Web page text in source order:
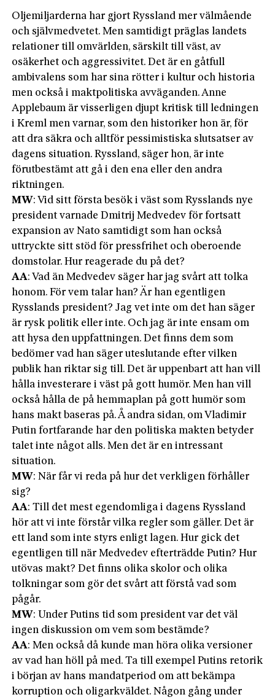
Oljemiljarderna har gjort Ryssland mer välmående
och självmedvetet. Men samtidigt präglas landets
relationer till omvärlden, särskilt till väst, av
osäkerhet och aggressivitet. Det är en gåtfull
ambivalens som har sina rötter i kultur och historia
men också i maktpolitiska avväganden. Anne
Applebaum är visserligen djupt kritisk till ledningen
i Kreml men varnar, som den historiker hon är, för
att dra säkra och alltför pessimistiska slutsatser av
dagens situation. Ryssland, säger hon, är inte
förutbestämt att gå i den ena eller den andra
riktningen.
MW: Vid sitt första besök i väst som Rysslands nye
president varnade Dmitrij Medvedev för fortsatt
expansion av Nato samtidigt som han också
uttryckte sitt stöd för pressfrihet och oberoende
domstolar. Hur reagerade du på det?
AA: Vad än Medvedev säger har jag svårt att tolka
honom. För vem talar han? Är han egentligen
Rysslands president? Jag vet inte om det han säger
är rysk politik eller inte. Och jag är inte ensam om
att hysa den uppfattningen. Det finns dem som
bedömer vad han säger uteslutande efter vilken
publik han riktar sig till. Det är uppenbart att han vill
hålla investerare i väst på gott humör. Men han vill
också hålla de på hemmaplan på gott humör som
hans makt baseras på. Å andra sidan, om Vladimir
Putin fortfarande har den politiska makten betyder
talet inte något alls. Men det är en intressant
situation.
MW: När får vi reda på hur det verkligen förhåller
sig?
AA: Till det mest egendomliga i dagens Ryssland
hör att vi inte förstår vilka regler som gäller. Det är
ett land som inte styrs enligt lagen. Hur gick det
egentligen till när Medvedev efterträdde Putin? Hur
utövas makt? Det finns olika skolor och olika
tolkningar som gör det svårt att förstå vad som
pågår.
MW: Under Putins tid som president var det väl
ingen diskussion om vem som bestämde?
AA: Men också då kunde man höra olika versioner
av vad han höll på med. Ta till exempel Putins retorik
i början av hans mandatperiod om att bekämpa
korruption och oligarkväldet. Någon gång under